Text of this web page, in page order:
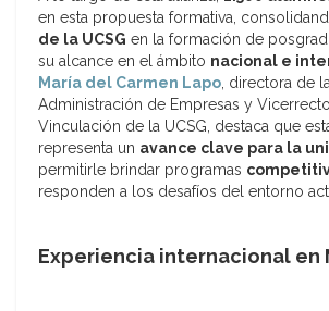
en esta propuesta formativa,
de la UCSG en la formación de
su alcance en el ámbito nacional e
María del Carmen Lapo, directora de
Administración de Empresas y
Vinculación de la UCSG, destaca que
representa un avance clave para la
permitirle brindar programas
responden a los desafíos del entorno
Experiencia internacional en